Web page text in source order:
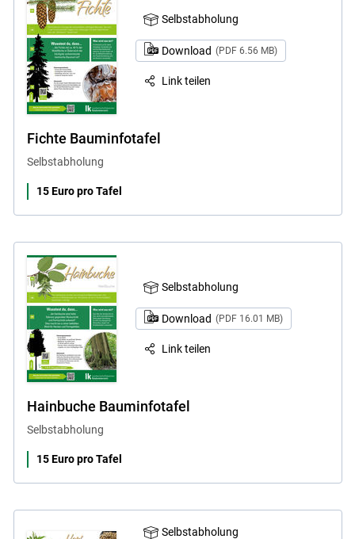
Selbstabholung
Download (PDF 6.56 MB)
Link teilen
Fichte Bauminfotafel
Selbstabholung
15 Euro pro Tafel
Selbstabholung
Download (PDF 16.01 MB)
Link teilen
Hainbuche Bauminfotafel
Selbstabholung
15 Euro pro Tafel
Selbstabholung